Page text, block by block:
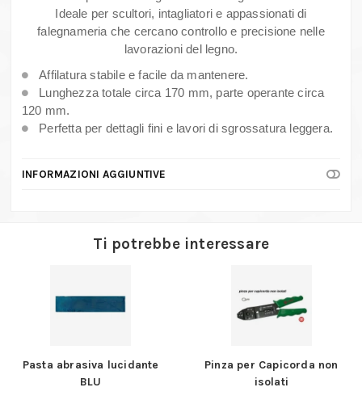
scultura
Ideale per scultori, intagliatori e appassionati di
falegnameria che cercano controllo e precisione nelle
lavorazioni del legno.
Affilatura stabile e facile da mantenere.
Lunghezza totale circa 170 mm, parte operante circa
120 mm.
Perfetta per dettagli fini e lavori di sgrossatura leggera.
INFORMAZIONI AGGIUNTIVE
Ti potrebbe interessare
Pasta abrasiva lucidante
BLU
Pinza per Capicorda non
isolati